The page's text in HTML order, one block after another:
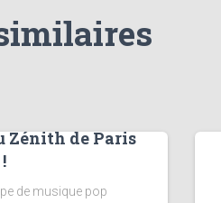
Zénith de Paris
de musique pop